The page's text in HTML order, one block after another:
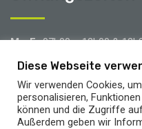
Mo-Fr07h00 – 12h00 &
Sa08h00 – 12h00
Brücken- & Urlaubstage
Diese Webseite
Wir verwenden Cookies,
personalisieren,
können und die Zugriffe
Außerdem geben wir